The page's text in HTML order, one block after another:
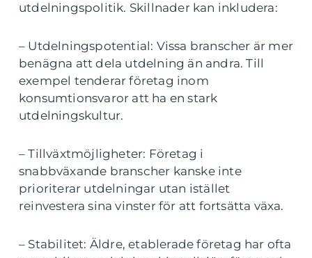
utdelningspolitik. Skillnader kan inkludera:
– Utdelningspotential: Vissa branscher är mer
benägna att dela utdelning än andra. Till
exempel tenderar företag inom
konsumtionsvaror att ha en stark
utdelningskultur.
– Tillväxtmöjligheter: Företag i
snabbväxande branscher kanske inte
prioriterar utdelningar utan istället
reinvestera sina vinster för att fortsätta växa.
– Stabilitet: Äldre, etablerade företag har ofta